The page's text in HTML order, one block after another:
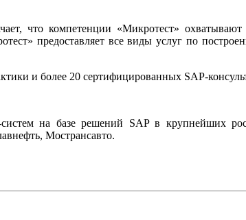
что компетенции «Микротест»
предоставляет все виды услуг по
и более 20 сертифицированных SAP-
на базе решений SAP в крупнейших
Мострансавто.